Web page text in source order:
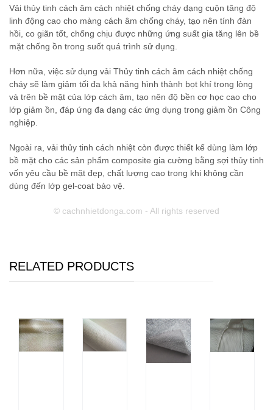
Vải thủy tinh cách âm cách nhiệt chống cháy dạng cuộn tăng độ
linh động cao cho màng cách âm chống cháy, tạo nên tính đàn
hồi, co giãn tốt, chống chịu được những ứng suất gia tăng lên bề
mặt chống ồn trong suốt quá trình sử dụng.
Hơn nữa, việc sử dụng vải Thủy tinh cách âm cách nhiệt chống
cháy sẽ làm giảm tối đa khả năng hình thành bọt khí trong lòng
và trên bề mặt của lớp cách âm, tạo nên độ bền cơ học cao cho
lớp giảm ồn, đáp ứng đa dạng các ứng dụng trong giảm ồn Công
nghiệp.
Ngoài ra, vải thủy tinh cách nhiệt còn được thiết kế dùng làm lớp
bề mặt cho các sản phẩm composite gia cường bằng sợi thủy tinh
vốn yêu cầu bề mặt đẹp, chất lượng cao trong khi không cần
dùng đến lớp gel-coat bảo vệ.
© cachnhietdonga.com - All rights reserved
RELATED PRODUCTS